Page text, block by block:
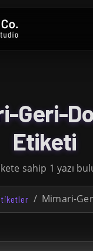
Geri-
Etiketi
sahip 1 yazı
Mimari-